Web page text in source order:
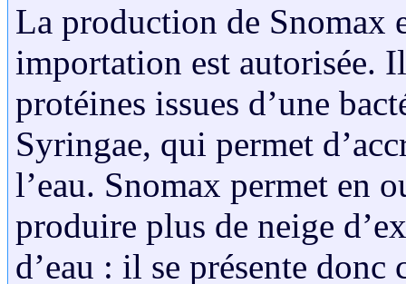
La production de Snomax
importation est autorisée.
protéines issues d’une
Syringae, qui permet
l’eau. Snomax permet en
produire plus de neige
d’eau : il se présente